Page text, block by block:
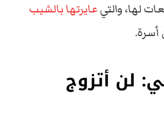
لها، والتيعايرتها بالشيب
لن أتزوج